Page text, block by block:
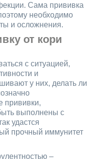
Сама прививка
необходимо
и осложнения.
от кори
с ситуацией,
и
у них, делать ли
прививки,
выполнены с
удастся
прочный иммунитет
–